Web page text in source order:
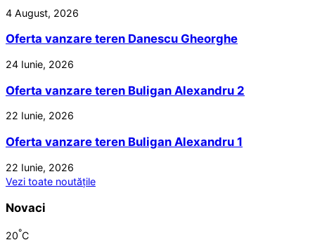
4 August, 2026
Oferta vanzare teren Danescu Gheorghe
24 Iunie, 2026
Oferta vanzare teren Buligan Alexandru 2
22 Iunie, 2026
Oferta vanzare teren Buligan Alexandru 1
22 Iunie, 2026
Vezi toate noutățile
Novaci
20°C